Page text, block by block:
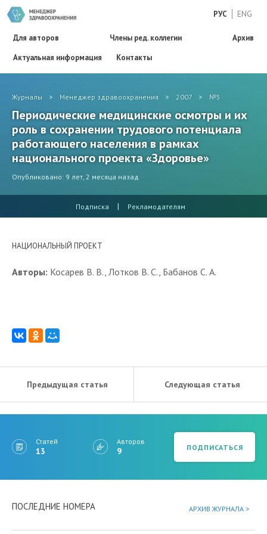
РУС ENG
Для авторов Члены ред. коллегии
Архив
Актуальная информация
Контакты
Журналы > Менеджер здравоохранения > 2007 > №5
Периодические медицинские осмотры и их
роль в сохранении трудового потенциала
работающего населения в рамках
национального проекта «Здоровье»
Опубликовано: 9 лет, 2 месяца назад
Подписка | Рекламодателям
НАЦИОНАЛЬНЫЙ ПРОЕКТ
Авторы: Косарев В. В., Лотков В. С., Бабанов С. А.
Предыдущая статья Следующая статья
Статей
13
Авторов
9 ПОДПИСАТЬСЯ
ПОСЛЕДНИЕ НОМЕРА АРХИВ ЖУРНАЛА >